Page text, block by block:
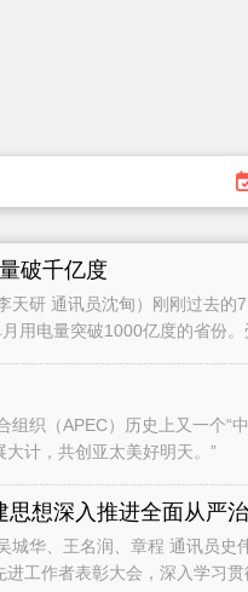
破千亿度
研 通讯员沈甸）刚刚过去的7
用电量突破1000亿度的省份。
）历史上又一个“中国时刻”。
美好明天。” 2025年11月，韩国庆州，
华、王名润、章程 通讯员史
工作者表彰大会，深入学习贯